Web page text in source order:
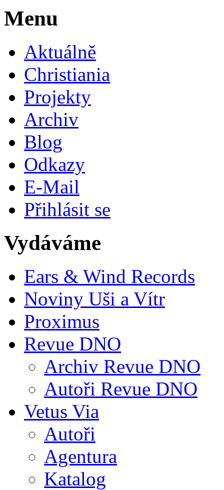
Menu
Aktuálně
Christiania
Projekty
Archiv
Blog
Odkazy
E-Mail
Přihlásit se
Vydáváme
Ears & Wind Records
Noviny Uši a Vítr
Proximus
Revue DNO
Archiv Revue DNO
Autoři Revue DNO
Vetus Via
Autoři
Agentura
Katalog